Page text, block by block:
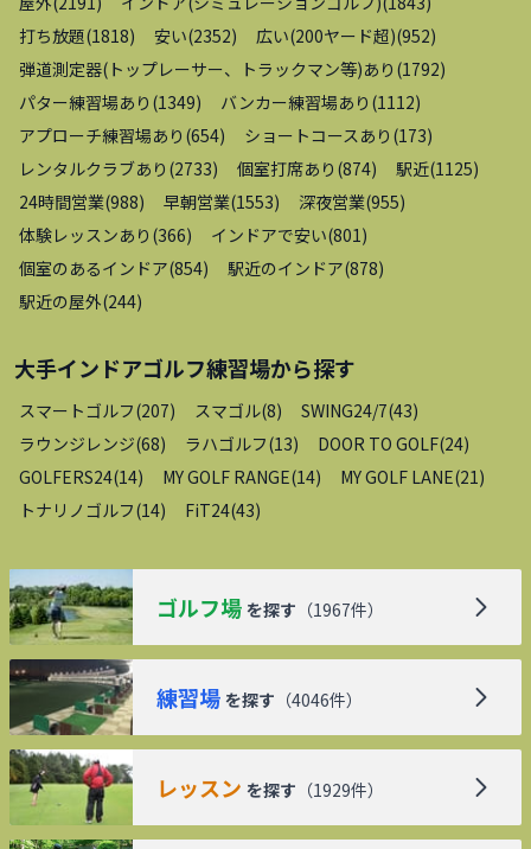
打ち放題(1818) 安い(2352) 広い(200ヤード超)(952)
弾道測定器(トップレーサー、トラックマン等)あり (1792)
パター練習場あり (1349) バンカー練習場あり (1112)
アプローチ練習場あり (654) ショートコースあり (173)
レンタルクラブあり (2733) 個室打席あり (874) 駅近(1125)
24時間営業(988) 早朝営業(1553) 深夜営業(955)
体験レッスンあり (366) インドアで安い(801)
個室のあるインドア(854) 駅近のインドア(878)
駅近の屋外(244)
大手インドアゴルフ練習場から探す
スマートゴルフ(207) スマゴル(8) SWING24/7(43)
ラウンジレンジ(68) ラハゴルフ(13) DOOR TO GOLF(24)
GOLFERS24(14) MY GOLF RANGE(14) MY GOLF LANE(21)
トナリノゴルフ(14) FiT24(43)
ゴルフ場 を探す （1967件）
練習場 を探す （4046件）
レッスン を探す （1929件）